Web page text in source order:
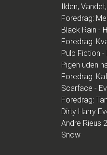
Ilden,
Foredrag:
Black Rain -
Foredrag:
Pulp Fiction
Pigen uden
Foredrag:
Scarface -
Foredrag:
Dirty Harry
Andre Rieus
Snow